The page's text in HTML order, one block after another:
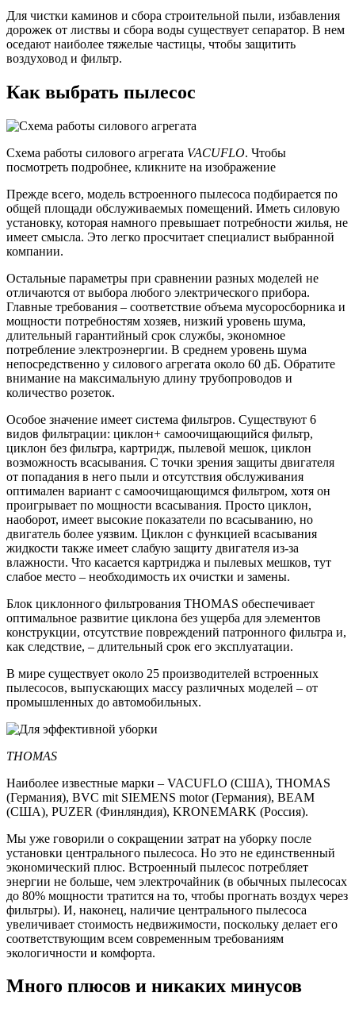
Для чистки каминов и сбора строительной пыли, избавления
дорожек от листвы и сбора воды существует сепаратор. В нем
оседают наиболее тяжелые частицы, чтобы защитить
воздуховод и фильтр.
Как выбрать пылесос
Схема работы силового агрегата VACUFLO. Чтобы
посмотреть подробнее, кликните на изображение
Прежде всего, модель встроенного пылесоса подбирается по
общей площади обслуживаемых помещений. Иметь силовую
установку, которая намного превышает потребности жилья, не
имеет смысла. Это легко просчитает специалист выбранной
компании.
Остальные параметры при сравнении разных моделей не
отличаются от выбора любого электрического прибора.
Главные требования – соответствие объема мусоросборника и
мощности потребностям хозяев, низкий уровень шума,
длительный гарантийный срок службы, экономное
потребление электроэнергии. В среднем уровень шума
непосредственно у силового агрегата около 60 дБ. Обратите
внимание на максимальную длину трубопроводов и
количество розеток.
Особое значение имеет система фильтров. Существуют 6
видов фильтрации: циклон+ самоочищающийся фильтр,
циклон без фильтра, картридж, пылевой мешок, циклон
возможность всасывания. С точки зрения защиты двигателя
от попадания в него пыли и отсутствия обслуживания
оптимален вариант с самоочищающимся фильтром, хотя он
проигрывает по мощности всасывания. Просто циклон,
наоборот, имеет высокие показатели по всасыванию, но
двигатель более уязвим. Циклон с функцией всасывания
жидкости также имеет слабую защиту двигателя из-за
влажности. Что касается картриджа и пылевых мешков, тут
слабое место – необходимость их очистки и замены.
Блок циклонного фильтрования THOMAS обеспечивает
оптимальное развитие циклона без ущерба для элементов
конструкции, отсутствие повреждений патронного фильтра и,
как следствие, – длительный срок его эксплуатации.
В мире существует около 25 производителей встроенных
пылесосов, выпускающих массу различных моделей – от
промышленных до автомобильных.
THOMAS
Наиболее известные марки – VACUFLO (США), THOMAS
(Германия), BVC mit SIEMENS motor (Германия), BEAM
(США), PUZER (Финляндия), KRONEMARK (Россия).
Мы уже говорили о сокращении затрат на уборку после
установки центрального пылесоса. Но это не единственный
экономический плюс. Встроенный пылесос потребляет
энергии не больше, чем электрочайник (в обычных пылесосах
до 80% мощности тратится на то, чтобы прогнать воздух через
фильтры). И, наконец, наличие центрального пылесоса
увеличивает стоимость недвижимости, поскольку делает его
соответствующим всем современным требованиям
экологичности и комфорта.
Много плюсов и никаких минусов